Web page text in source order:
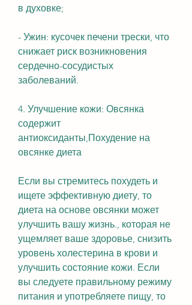
в духовке;
- Ужин: кусочек печени трески, что
снижает риск возникновения
сердечно-сосудистых
заболеваний.
4. Улучшение кожи: Овсянка
содержит
антиоксиданты,Похудение на
овсянке диета
Если вы стремитесь похудеть и
ищете эффективную диету, то
диета на основе овсянки может
улучшить вашу жизнь., которая не
ущемляет ваше здоровье, снизить
уровень холестерина в крови и
улучшить состояние кожи. Если
вы следуете правильному режиму
питания и употребляете пищу, то